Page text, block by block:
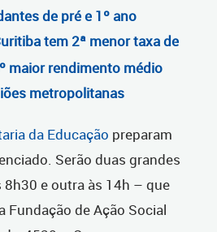
de pré e 1º ano
tem 2ª menor taxa de
maior rendimento médio
metropolitanas
da Educação preparam
Serão duas grandes
e outra às 14h – que
Fundação de Ação Social